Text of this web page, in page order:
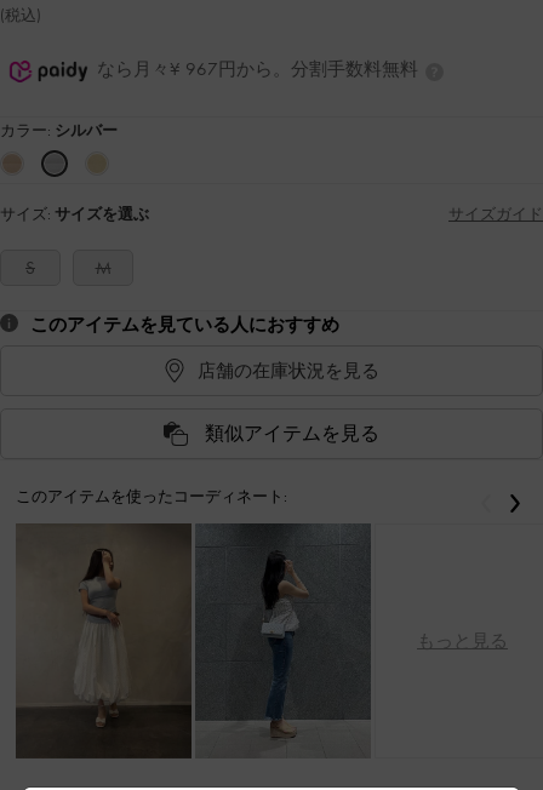
(税込)
なら月々¥ 967円から。分割手数料無料
カラー: シルバー
サイズ: サイズを選ぶ サイズガイド
S M
このアイテムを見ている人におすすめ
店舗の在庫状況を見る
類似アイテムを見る
このアイテムを使ったコーディネート:
もっと見る
戻る